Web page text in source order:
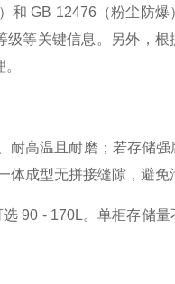
和 GB 12476（粉尘防
等关键信息。另外，
耐高温且耐磨；若存储
成型无拼接缝隙，避免
90 - 170L。单柜存储量